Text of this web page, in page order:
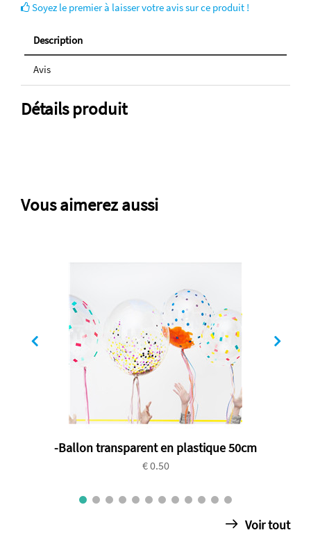
Soyez le premier à laisser votre avis sur ce produit !
Description
Avis
Détails produit
Vous aimerez aussi
-Ballon transparent en plastique 50cm
€ 0.50
Voir tout